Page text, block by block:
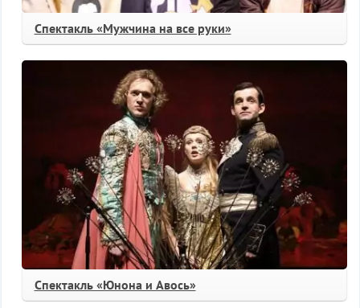
Спектакль «Мужчина на все руки»
Спектакль «Юнона и Авось»